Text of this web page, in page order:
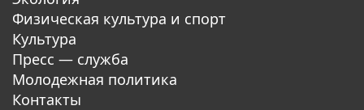
Физическая культура и спорт
Культура
Пресс — служба
Молодежная политика
Контакты